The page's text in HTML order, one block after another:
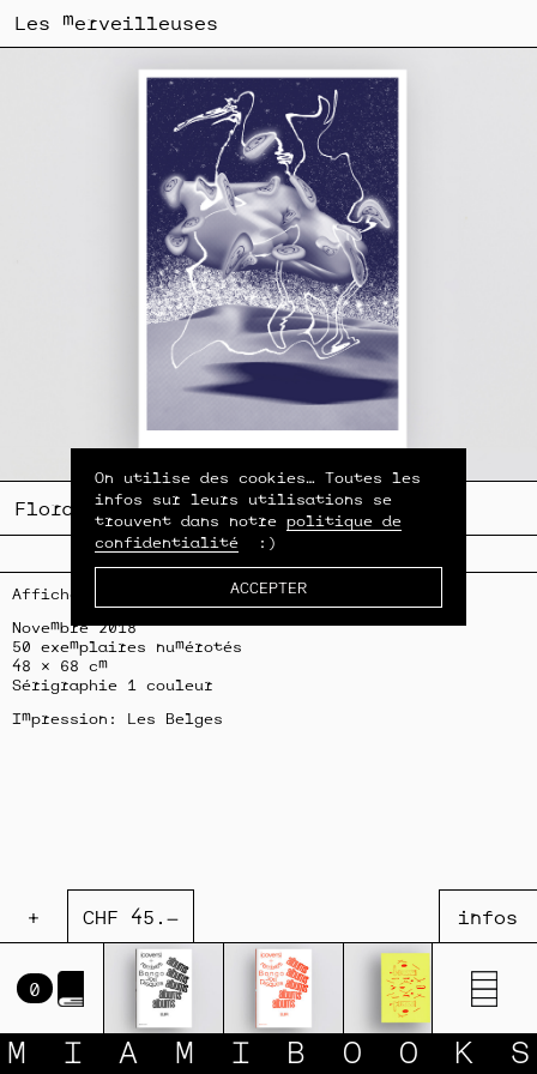
On utilise des cookies… Toutes les
infos sur leurs utilisations se
trouvent dans notre politique de
confidentialité :)
ACCEPTER
M I A M I B O O K S
0
Les merveilleuses
Flora Mottini
Affiche
Novembre 2018
50 exemplaires numérotés
48 × 68 cm
Sérigraphie 1 couleur
Impression: Les Belges
infos
CHF 45.–
+